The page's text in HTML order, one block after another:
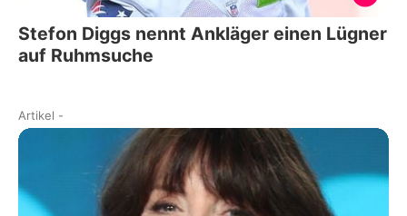
Stefon Diggs nennt Ankläger einen Lügner
auf Ruhmsuche
Artikel -